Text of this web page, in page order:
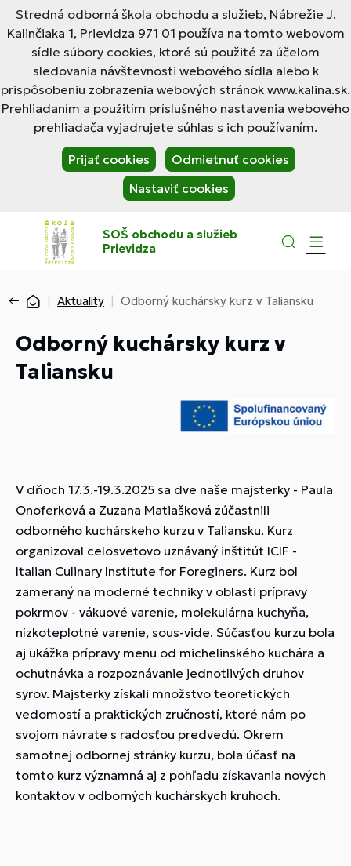
Stredná odborná škola obchodu a služieb, Nábrežie J.
Kalinčiaka 1, Prievidza 971 01 používa na tomto webovom
sídle súbory cookies, ktoré sú použité za účelom
sledovania návštevnosti webového sídla alebo k
prispôsobeniu zobrazenia webových stránok www.kalina.sk.
Prehliadaním a použitím príslušného nastavenia webového
prehliadača vyjadrujete súhlas s ich používaním.
Prijať cookies
Odmietnuť cookies
Nastaviť cookies
SOŠ obchodu a služieb
Prievidza
Aktuality Odborný kuchársky kurz v Taliansku
Odborný kuchársky kurz v
Taliansku
V dňoch 17.3.-19.3.2025 sa dve naše majsterky - Paula
Onoferková a Zuzana Matiašková zúčastnili
odborného kuchárskeho kurzu v Taliansku. Kurz
organizoval celosvetovo uznávaný inštitút ICIF -
Italian Culinary Institute for Foreginers. Kurz bol
zameraný na moderné techniky v oblasti prípravy
pokrmov - vákuové varenie, molekulárna kuchyňa,
nízkoteplotné varenie, sous-vide. Súčasťou kurzu bola
aj ukážka prípravy menu od michelinského kuchára a
ochutnávka a rozpoznávanie jednotlivých druhov
syrov. Majsterky získali množstvo teoretických
vedomostí a praktických zručností, ktoré nám po
svojom návrate s radosťou predvedú. Okrem
samotnej odbornej stránky kurzu, bola účasť na
tomto kurz významná aj z pohľadu získavania nových
kontaktov v odborných kuchárskych kruhoch.